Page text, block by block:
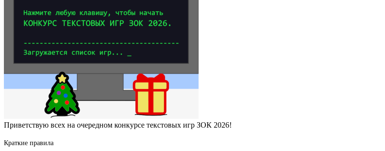
Приветствую всех на очередном конкурсе текстовых игр ЗОК 2026!
Краткие правила